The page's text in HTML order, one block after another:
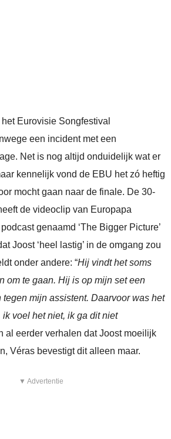
Eurovisie Songfestival
een incident met een
Net is nog altijd onduidelijk wat er
kennelijk vond de EBU het zó heftig
mocht gaan naar de finale. De 30-
de videoclip van Europapa
genaamd ‘The Bigger Picture’
Joost ‘heel lastig’ in de omgang zou
onder andere: “Hij vindt het soms
om te gaan. Hij is op mijn set een
mijn assistent. Daarvoor was het
voel het niet, ik ga dit niet
al eerder verhalen dat Joost moeilijk
Véras bevestigt dit alleen maar.
▼ Advertentie